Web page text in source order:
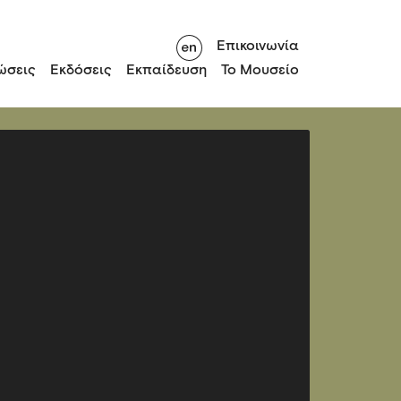
Εκδόσεις Εκπαίδευση Το Μουσείο
Επικοινωνία